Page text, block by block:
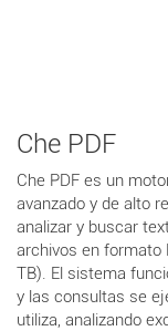
Che PDF
Che PDF es un
avanzado y de alto
analizar y buscar
archivos en formato
TB). El sistema
y las consultas se
utiliza, analizando